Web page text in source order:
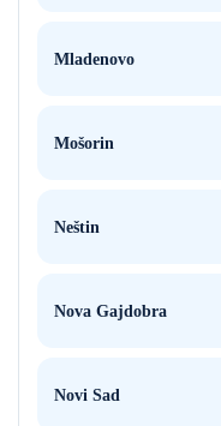
Mladenovo
Mošorin
Neštin
Nova Gajdobra
Novi Sad